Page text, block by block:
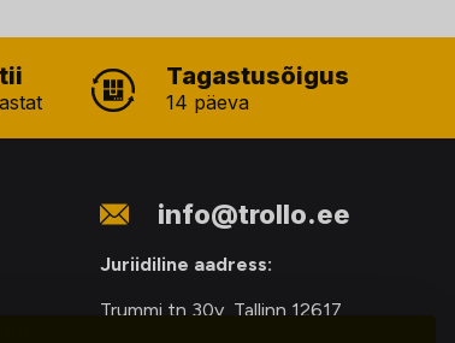
Tagastusõigus
14 päeva
info@trollo.ee
Juriidiline aadress:
Trummi tn 30y, Tallinn 12617